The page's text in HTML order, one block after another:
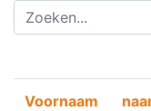
Voornaam